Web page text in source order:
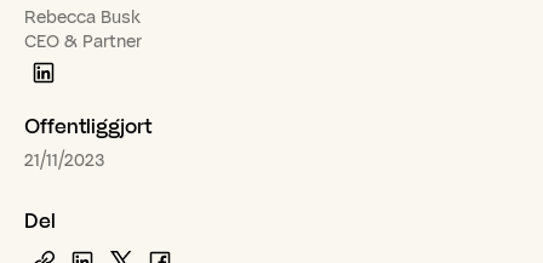
Rebecca Busk
CEO & Partner
Offentliggjort
21/11/2023
Del